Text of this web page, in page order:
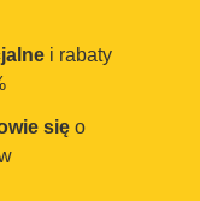
i rabaty
się o